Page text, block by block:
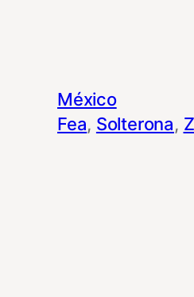
México
Fea, Solterona,